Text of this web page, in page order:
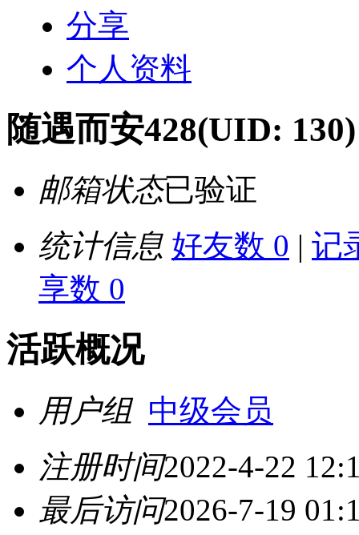
分享
个人资料
随遇而安428(UID: 130)
邮箱状态已验证
统计信息 好友数 0 | 记
享数 0
活跃概况
用户组 中级会员
注册时间2022-4-22
最后访问2026-7-19